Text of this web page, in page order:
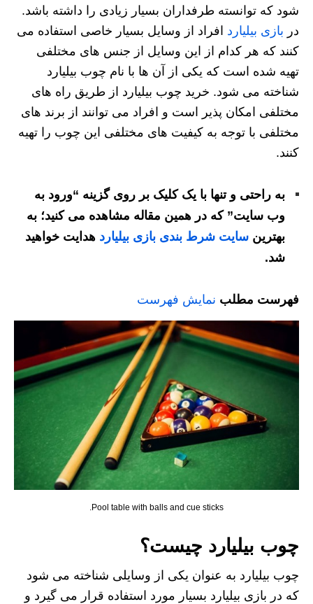
شود که توانسته طرفداران بسیار زیادی را داشته باشد.
در بازی بیلیارد افراد از وسایل بسیار خاصی استفاده می
کنند که هر کدام از این وسایل از جنس های مختلفی
تهیه شده است که یکی از آن ها با نام چوب بیلیارد
شناخته می شود. خرید چوب بیلیارد از طریق راه های
مختلفی امکان پذیر است و افراد می‌ توانند از برند های
مختلفی با توجه به کیفیت های مختلفی این چوب را تهیه
کنند.
به راحتی و تنها با یک کلیک بر روی گزینه “ورود به
وب سایت” که در همین مقاله مشاهده می کنید؛ به
بهترین سایت شرط بندی بازی بیلیارد هدایت خواهید
شد.
فهرست مطلب نمایش فهرست
Pool table with balls and cue sticks.
چوب بیلیارد چیست؟
چوب بیلیارد به عنوان یکی از وسایلی شناخته می‌ شود
که در بازی بیلیارد بسیار مورد استفاده قرار می گیرد و